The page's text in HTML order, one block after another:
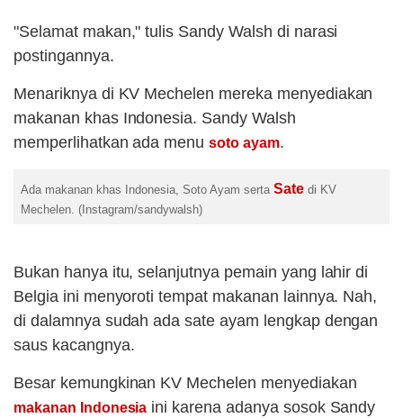
"Selamat makan," tulis Sandy Walsh di narasi
postingannya.
Menariknya di KV Mechelen mereka menyediakan
makanan khas Indonesia. Sandy Walsh
memperlihatkan ada menusoto ayam.
Ada makanan khas Indonesia, Soto Ayam serta Sate di KV
Mechelen. (Instagram/sandywalsh)
Bukan hanya itu, selanjutnya pemain yang lahir di
Belgia ini menyoroti tempat makanan lainnya. Nah,
di dalamnya sudah ada sate ayam lengkap dengan
saus kacangnya.
Besar kemungkinan KV Mechelen menyediakan
makanan Indonesia ini karena adanya sosok Sandy